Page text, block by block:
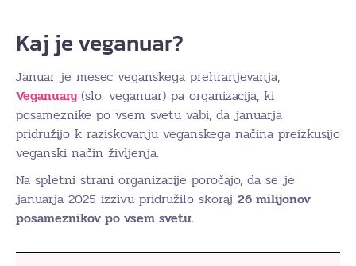
Kaj je veganuar?
Januar je mesec veganskega prehranjevanja,
Veganuary (slo. veganuar) pa organizacija, ki
posameznike po vsem svetu vabi, da januarja
pridružijo k raziskovanju veganskega načina preizkusijo
veganski način življenja.
Na spletni strani organizacije poročajo, da se je
januarja 2025 izzivu pridružilo skoraj 26 milijonov
posameznikov po vsem svetu.